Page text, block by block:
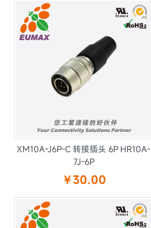
XM10A-J6P-C 转接插头 6P HR10A-
7J-6P
￥30.00